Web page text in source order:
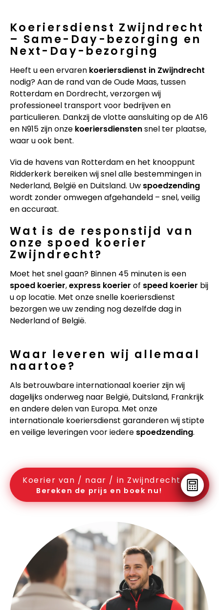
Koeriersdienst Zwijndrecht
– Same-Day-bezorging en
Next-Day-bezorging
Heeft u een ervaren koeriersdienst in Zwijndrecht
nodig? Aan de rand van de Oude Maas, tussen
Rotterdam en Dordrecht, verzorgen wij
professioneel transport voor bedrijven en
particulieren. Dankzij de vlotte aansluiting op de A16
en N915 zijn onze koeriersdienstensnel ter plaatse,
waar u ook bent.
Via de havens van Rotterdam en het knooppunt
Ridderkerk bereiken wij snel alle bestemmingen in
Nederland, België en Duitsland. Uw spoedzending
wordt zonder omwegen afgehandeld – snel, veilig
en accuraat.
Wat is de responstijd van
onze spoed koerier
Zwijndrecht?
Moet het snel gaan? Binnen 45 minuten is een
spoed koerier,express koerier of speed koerier bij
u op locatie. Met onze snelle koeriersdienst
bezorgen we uw zending nog dezelfde dag in
Nederland of België.
Waar leveren wij allemaal
naartoe?
Als betrouwbare internationaal koerier zijn wij
dagelijks onderweg naar België, Duitsland, Frankrijk
en andere delen van Europa. Met onze
internationale koeriersdienst garanderen wij stipte
en veilige leveringen voor iedere spoedzending.
Koerier van / naar / in Zwijndrecht
Bereken de prijs en boek nu!